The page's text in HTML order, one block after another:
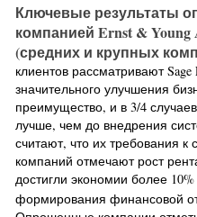
Ключевые результаты
компанией Ernst & Young
(средних и крупных
клиентов рассматривают
значительного улучшения
преимущество, и в 3/4
лучше, чем до внедрения
считают, что их требования
компаний отмечают рост
достигли экономии более
формирования финансовой